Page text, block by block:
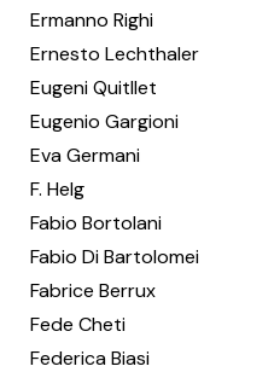
Ermanno Righi
Ernesto Lechthaler
Eugeni Quitllet
Eugenio Gargioni
Eva Germani
F. Helg
Fabio Bortolani
Fabio Di Bartolomei
Fabrice Berrux
Fede Cheti
Federica Biasi